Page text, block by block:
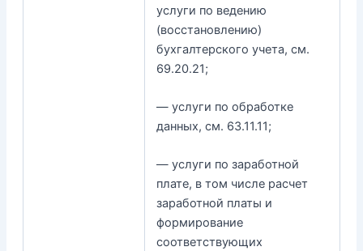
услуги по ведению
(восстановлению)
бухгалтерского учета, см.
69.20.21;
— услуги по обработке
данных, см. 63.11.11;
— услуги по заработной
плате, в том числе расчет
заработной платы и
формирование
соответствующих